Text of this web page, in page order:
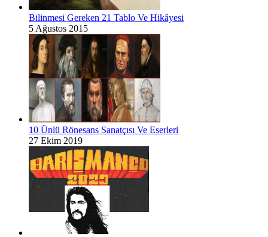
Bilinmesi Gereken 21 Tablo Ve Hikâyesi
5 Ağustos 2015
10 Ünlü Rönesans Sanatçısı Ve Eserleri
27 Ekim 2019